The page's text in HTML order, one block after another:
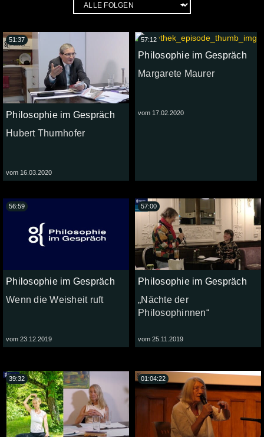
Philosophie im Gespräch
Hubert Thurnhofer
vom 16.03.2020
51:37
Philosophie im Gespräch
Margarete Maurer
vom 17.02.2020
57:12
Philosophie im Gespräch
Wenn die Weisheit ruft
vom 23.12.2019
56:59
Philosophie im Gespräch
„Nächte der
Philosophinnen“
vom 25.11.2019
57:00
39:32 01:04:22